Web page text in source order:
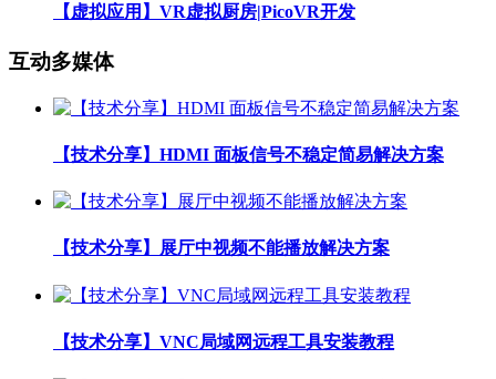
【虚拟应用】VR虚拟厨房|PicoVR开发
互动多媒体
【技术分享】HDMI 面板信号不稳定简易解决方案
【技术分享】展厅中视频不能播放解决方案
【技术分享】VNC局域网远程工具安装教程